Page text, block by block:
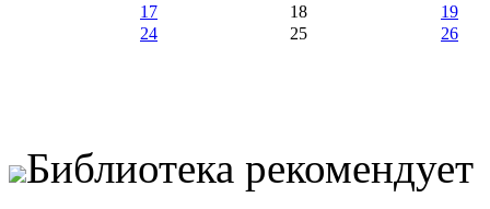
17
18
19
24
25 26
Библиотека рекомендует